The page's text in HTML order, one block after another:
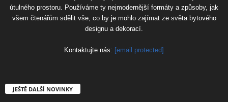
útulného prostoru. Používáme ty nejmodernější formáty a způsoby, jak
všem čtenářům sdělit vše, co by je mohlo zajímat ze světa bytového
designu a dekorací.
Kontaktujte nás: [email protected]
JEŠTĚ DALŠÍ NOVINKY